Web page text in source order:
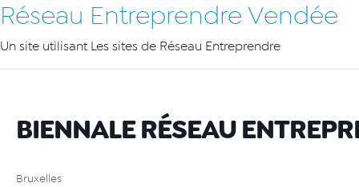
Réseau Entreprendre Vendée
Un site utilisant Les sites de Réseau Entreprendre
BIENNALE RÉSEAU
Bruxelles